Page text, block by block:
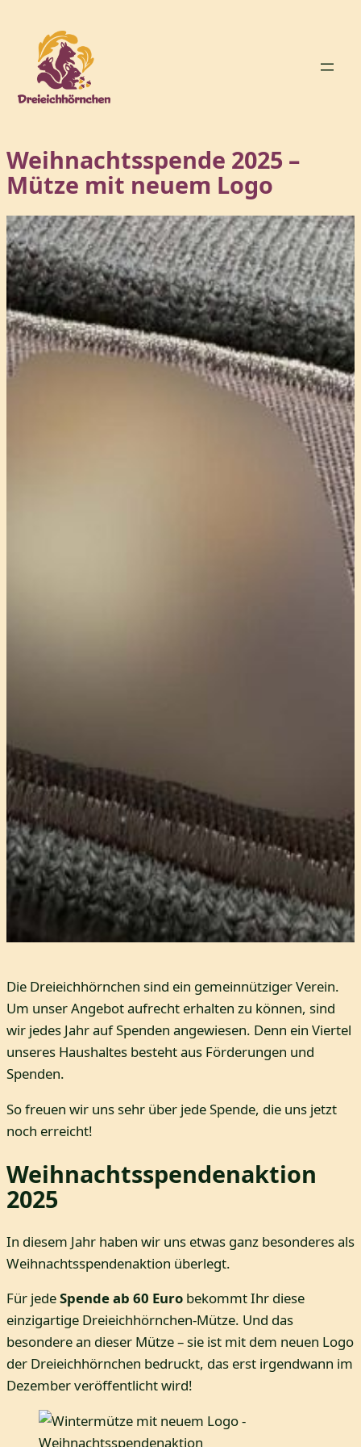
Inhalt
springen
Weihnachtsspende 2025 –
Mütze mit neuem Logo
Die Dreieichhörnchen sind ein gemeinnütziger Verein.
Um unser Angebot aufrecht erhalten zu können, sind
wir jedes Jahr auf Spenden angewiesen. Denn ein Viertel
unseres Haushaltes besteht aus Förderungen und
Spenden.
So freuen wir uns sehr über jede Spende, die uns jetzt
noch erreicht!
Weihnachtsspendenaktion
2025
In diesem Jahr haben wir uns etwas ganz besonderes als
Weihnachtsspendenaktion überlegt.
Für jedeSpende ab 60 Euro bekommt Ihr diese
einzigartige Dreieichhörnchen-Mütze. Und das
besondere an dieser Mütze – sie ist mit dem neuen Logo
der Dreieichhörnchen bedruckt, das erst irgendwann im
Dezember veröffentlicht wird!